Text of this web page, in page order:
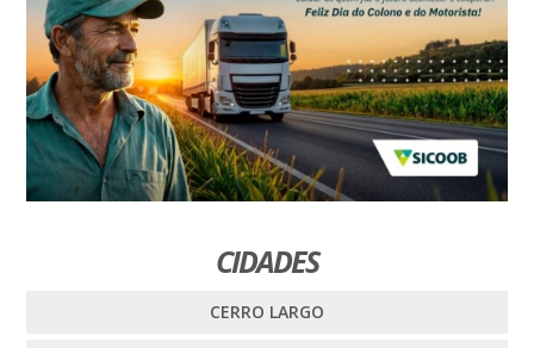
CIDADES
CERRO LARGO